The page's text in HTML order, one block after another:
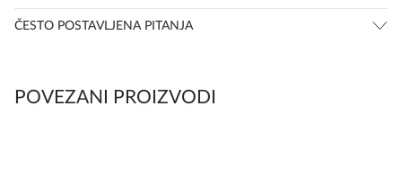
ČESTO POSTAVLJENA PITANJA
POVEZANI PROIZVODI